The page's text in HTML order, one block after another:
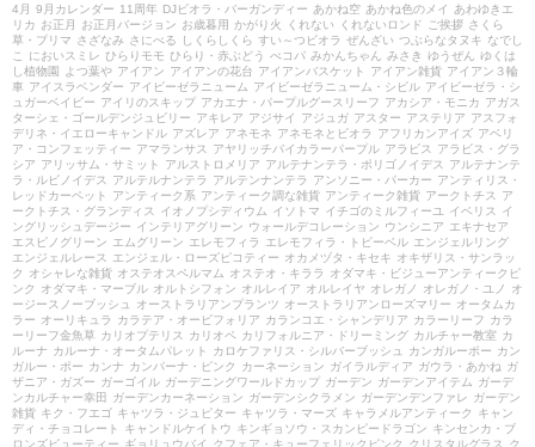
4月 9月カレンダー 11周年 DJビオラ・バーガンディー あかね空 あかね色のメイ
あわゆきエ
リカ お正月 お正月バージョン お歳暮用 かがり火 くれない くれないロンド ご挨拶 さくら
草・プリマ さざなみ さにべる しくらしくら すい～つビオラ ぜんざい つぶらなタヌキ なでし
こ
においスミレ ひらりモモ ひらり・赤ぶどう べコパ みかんちゃん みさき ゆうぜん
ゆくは
し植物園
よつ葉や アイアン アイアンの花台 アイアンバスケット アイアン雑貨 アイアン３輪
車 アイスラベンダー アイビーゼラニューム アイビーゼラニューム・シビル アイビーゼラ・シ
ュガーベイビー アイリのスキップ アカエナ・パープルグースリーフ アカシア・モニカ アガス
ターシェ・ゴールデンジュビリー アキレア アジサイ アジュガ アスター アステリア アスフォ
デリネ・イエローキャンドル アズレア アネモネ アネモネとビオラ アフリカンアイズ アベリ
ア・コンフェッティー アマランサス アヤリッチバイカラーパープル アラビス
アラビス・グラ
シア アリッサム・サミット アルストロメリア アルテナンテラ・ポリゴノイデス
アルテナンテ
ラ・ルビノイデス
アルテルナンテラ アルテンナンテラ アンソニー・パーカー アンティリス・
レッドカーペット
アンティーク系 アンティーク調な雑貨 アンティーク雑貨 アークトチス
ア
ークトチス・グランディス
イオノプシディウム イソトマ イチゴのミルフィーユ イベリス
イ
ングリッシュデージー インテリアグリーン ウォールデコレーション ウンシニア エキナセア
エスピノグリーン エムグリーン エレモフィラ エレモフィラ・トビーベル エンジェルリング
エンジェルレース
エンジェル・ローズピコティー オカメヅタ・キセキ オキザリス・サンラッ
ク
オシャレな雑貨 オステオスペルマム オステオ・キララ
オダマキ・ビジューアンティークピ
ンク
オダマキ・マーブル オルトシフォン オルレイア オルレイヤ オレガノ オレガノ・ユノ
オ
ージースノーブッシュ
オーストラリアンプランツ オーストラリアンローズマリー オータムカ
ラー オーリキュラ カラテア・オービフォリア カランコエ・シャンデリア カラーリーフ カラ
ーリーフ金魚草 カリオプテリス カリオペ カリフォルニア・ドリーミング カルチャー教室 カ
ルーナ カルーナ・オータムパレット カロケファリス・シルバーブッシュ カンガルーポー カン
ガルー・ポー カンナ カンパーナ・ピンク カーネーション ガイラルディア ガウラ・あかね ガ
ザニア・ガズー ガーゴイル ガーデニングワールドカップ ガーデン ガーデンアイテム ガーデ
ンカルチャー幸田
ガーデンカーネーション ガーデンシクラメン ガーデンデンファレ ガーデン
雑貨 キク・フエゴ キャツラ・ジュピター キャツラ・マーズ キャラメルアンティーク
キャン
ディ・チョコレート
キャンドルケイトウ キンギョソウ・スカンピードラゴン キンセンカ・ブ
ロンズビューティー ギョリュウバイ クフェア・キューフェリックピンク クリスタルグラス
ク